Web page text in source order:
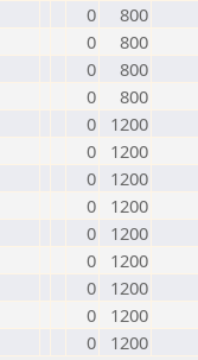
0
800
0
800
0
800
0
800
0
1200
0
1200
0
1200
0
1200
0
1200
0
1200
0
1200
0
1200
0 1200